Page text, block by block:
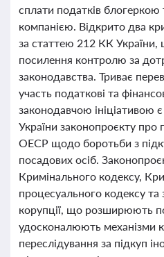
сплати податків
компанією. Відкрито два
за статтею 212 КК України,
посилення контролю за
законодавства. Триває
участь податкові та
законодавчою ініціативою
України законопроєкту про
ОЕСР щодо боротьби з
посадових осіб.
Кримінального кодексу,
процесуального кодексу та
корупції, що розширюють
удосконалюють механізми
переслідування за підкуп